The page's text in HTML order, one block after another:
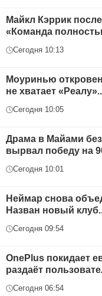
Майкл Кэррик
«Команда
Сегодня 10:13
Моуринью
не хватает
Сегодня 10:05
Драма в Майами
вырвал победу на
Сегодня 10:01
Неймар снова
Назван новый
Сегодня 09:54
OnePlus покидает
раздаёт
Сегодня 06:54